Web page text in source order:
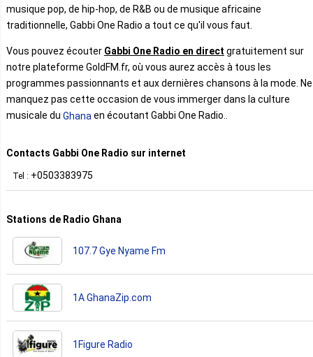
musique pop, de hip-hop, de R&B ou de musique africaine
traditionnelle, Gabbi One Radio a tout ce qu'il vous faut.
Vous pouvez écouter Gabbi One Radio en direct gratuitement sur
notre plateforme GoldFM.fr, où vous aurez accès à tous les
programmes passionnants et aux dernières chansons à la mode. Ne
manquez pas cette occasion de vous immerger dans la culture
musicale du Ghana en écoutant Gabbi One Radio..
Contacts Gabbi One Radio sur internet
Tel : +0503383975
Stations de Radio Ghana
107.7 Gye Nyame Fm
1A GhanaZip.com
1Figure Radio